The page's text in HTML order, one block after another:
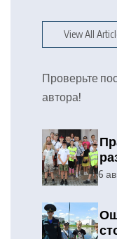
View All
Проверьте
автора!
6